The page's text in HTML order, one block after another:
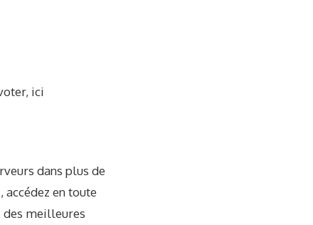
ici
dans plus de
en toute
des meilleures